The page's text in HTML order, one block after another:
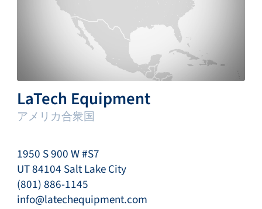
LaTech Equipment
アメリカ合衆国
1950 S 900 W #S7
UT 84104 Salt Lake City
(801) 886-1145
info@latechequipment.com